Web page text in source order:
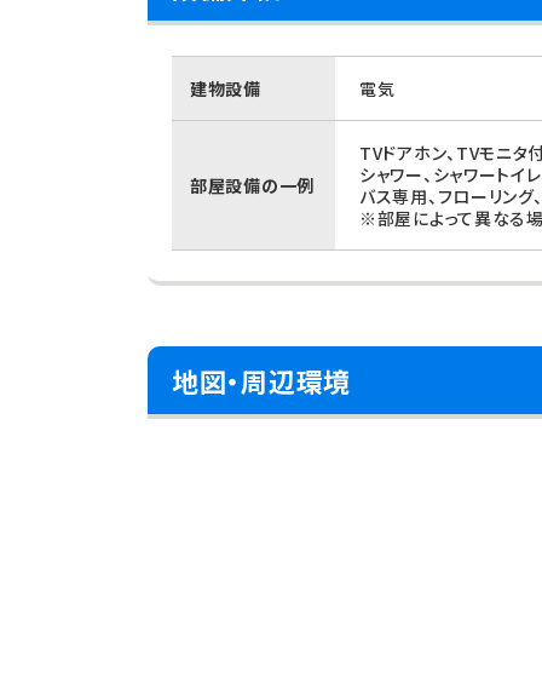
建物設備 電気
部屋設備の一例
TVドアホン、TVモニタ
シャワー、シャワートイ
バス専用、フローリング
※部屋によって異なる
地図・周辺環境